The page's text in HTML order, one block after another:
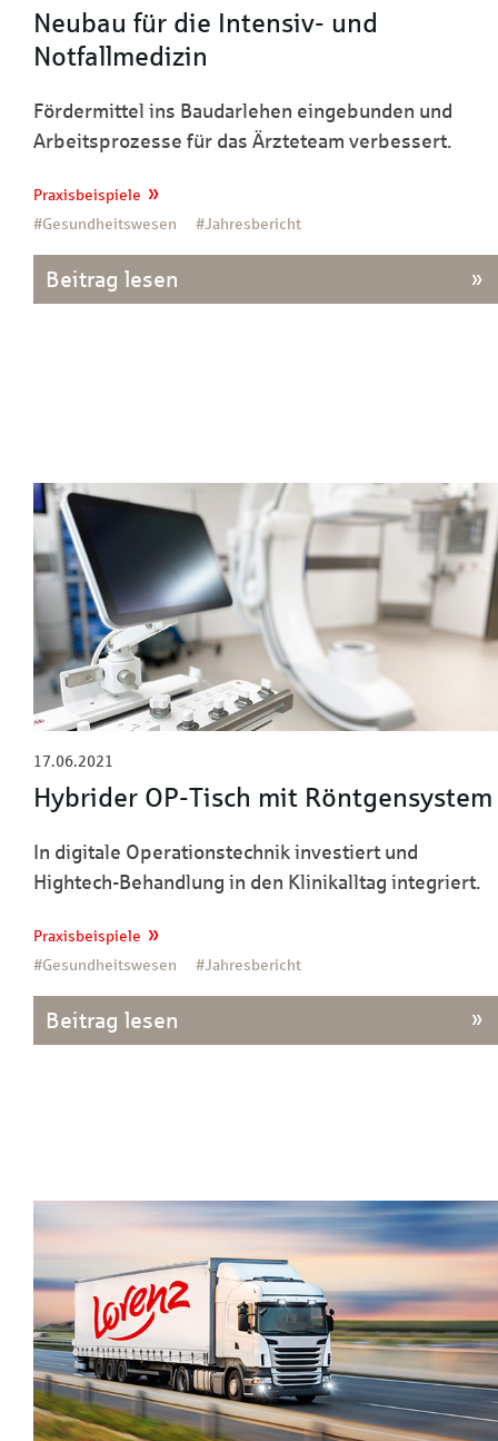
Neubau für die Intensiv- und
Notfallmedizin
Fördermittel ins Baudarlehen eingebunden und
Arbeitsprozesse für das Ärzteteam verbessert.
Praxisbeispiele
#Gesundheitswesen
#Jahresbericht
Beitrag lesen
17.06.2021
Hybrider OP-Tisch mit Röntgensystem
In digitale Operationstechnik investiert und
Hightech-Behandlung in den Klinikalltag integriert.
Praxisbeispiele
#Gesundheitswesen
#Jahresbericht
Beitrag lesen